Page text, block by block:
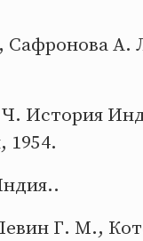
Сафронова
История
1954.
Г. М.,